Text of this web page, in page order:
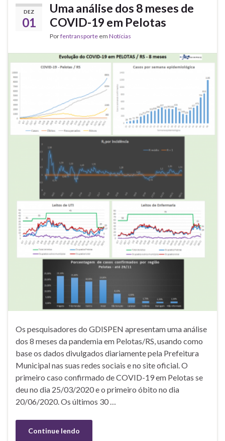
DEZ
01
Uma análise dos 8 meses de
COVID-19 em Pelotas
Porfentransporte em Notícias
Os pesquisadores do GDISPEN apresentam uma análise
dos 8 meses da pandemia em Pelotas/RS, usando como
base os dados divulgados diariamente pela Prefeitura
Municipal nas suas redes sociais e no site oficial. O
primeiro caso confirmado de COVID-19 em Pelotas se
deu no dia 25/03/2020 e o primeiro óbito no dia
20/06/2020. Os últimos 30 …
Continue lendo